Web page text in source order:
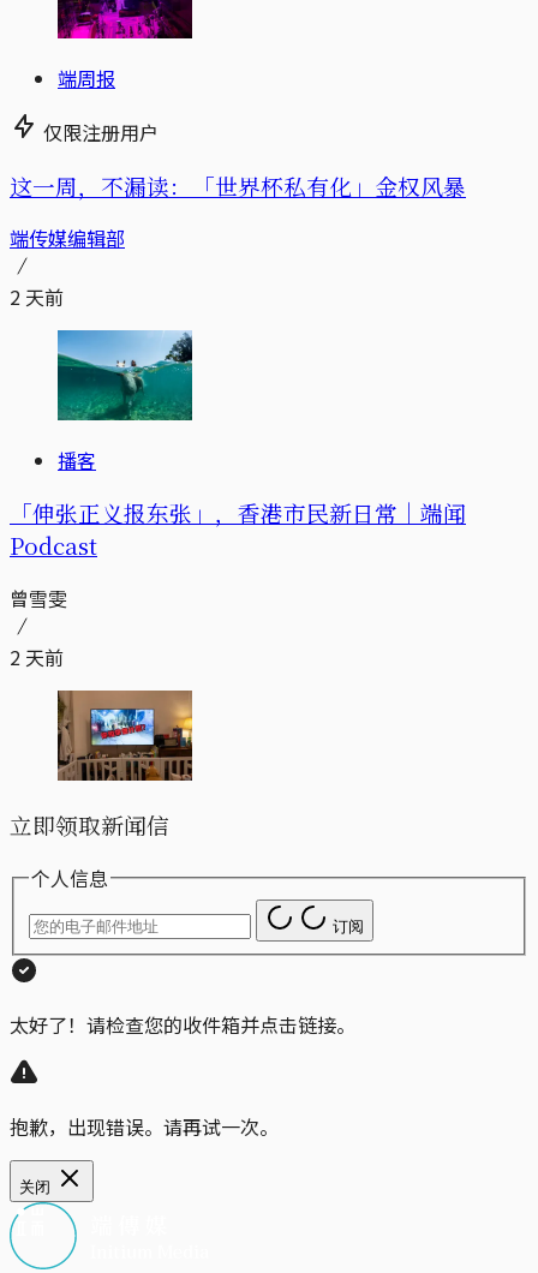
端周报
仅限注册用户
这一周，不漏读：「世界杯私有化」金权风暴
端传媒编辑部
2 天前
播客
「伸张正义报东张」，香港市民新日常｜端闻
Podcast
曾雪雯
2 天前
立即领取新闻信
个人信息
订阅
太好了！请检查您的收件箱并点击链接。
抱歉，出现错误。请再试一次。
关闭